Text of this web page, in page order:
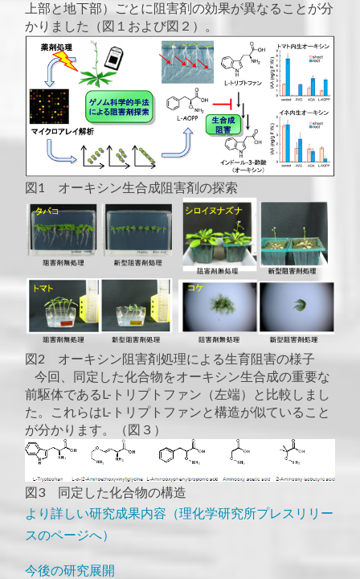
上部と地下部）ごとに阻害剤の効果が異なることが分
かりました（図１および図２）。
図1 オーキシン生合成阻害剤の探索
図2 オーキシン阻害剤処理による生育阻害の様子
今回、同定した化合物をオーキシン生合成の重要な
前駆体であるL-トリプトファン（左端）と比較しまし
た。これらはL-トリプトファンと構造が似ていること
が分かります。（図３）
図3 同定した化合物の構造
より詳しい研究成果内容（理化学研究所プレスリリー
スのページへ）
今後の研究展開